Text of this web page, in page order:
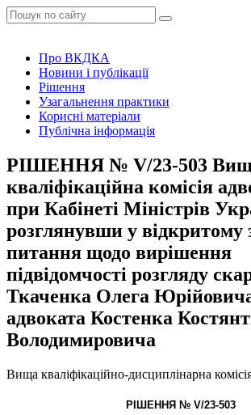
Про ВКДКА
Новини і публікації
Рішення
Узагальнення практики
Корисні матеріали
Публічна інформація
РІШЕННЯ № V/23-503
кваліфікаційна комісія
при Кабінеті Міністрів
розглянувши у відкритому
питання щодо вирішення
підвідомчості розгляду
Ткаченка Олега Юрійовича
адвоката Костенка
Володимировича
Вища кваліфікаційно-дисциплінарна
РІШЕННЯ № V/23-503